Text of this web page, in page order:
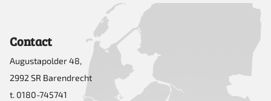
Contact
Augustapolder 48,
2992 SR Barendrecht
t. 0180-745741